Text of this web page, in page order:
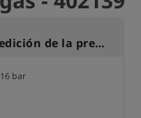
Adaptador GS de medición de la presión para medir la concentración de gas residual en tuberías de gas
bar